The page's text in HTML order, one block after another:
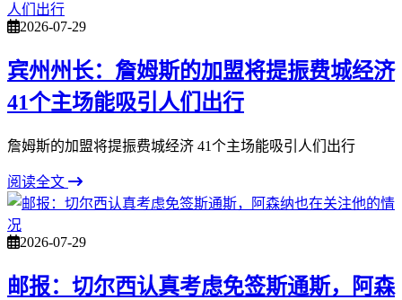
2026-07-29
宾州州长：詹姆斯的加盟将提振费城经济
41个主场能吸引人们出行
詹姆斯的加盟将提振费城经济 41个主场能吸引人们出行
阅读全文
2026-07-29
邮报：切尔西认真考虑免签斯通斯，阿森